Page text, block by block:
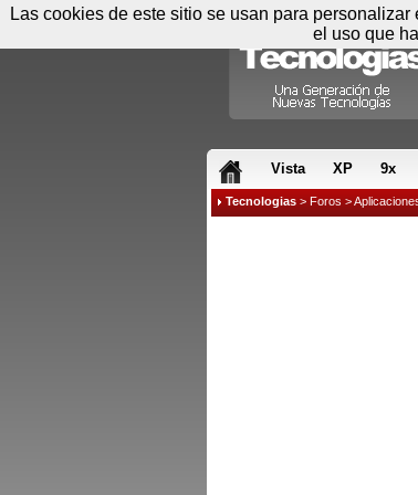
Vista XP 9x
Tecnologias > Foros >
Las cookies de este sitio se usan para
el uso que